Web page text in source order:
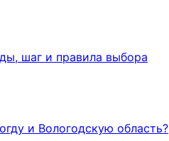
шаг и правила выбора
и Вологодскую область?